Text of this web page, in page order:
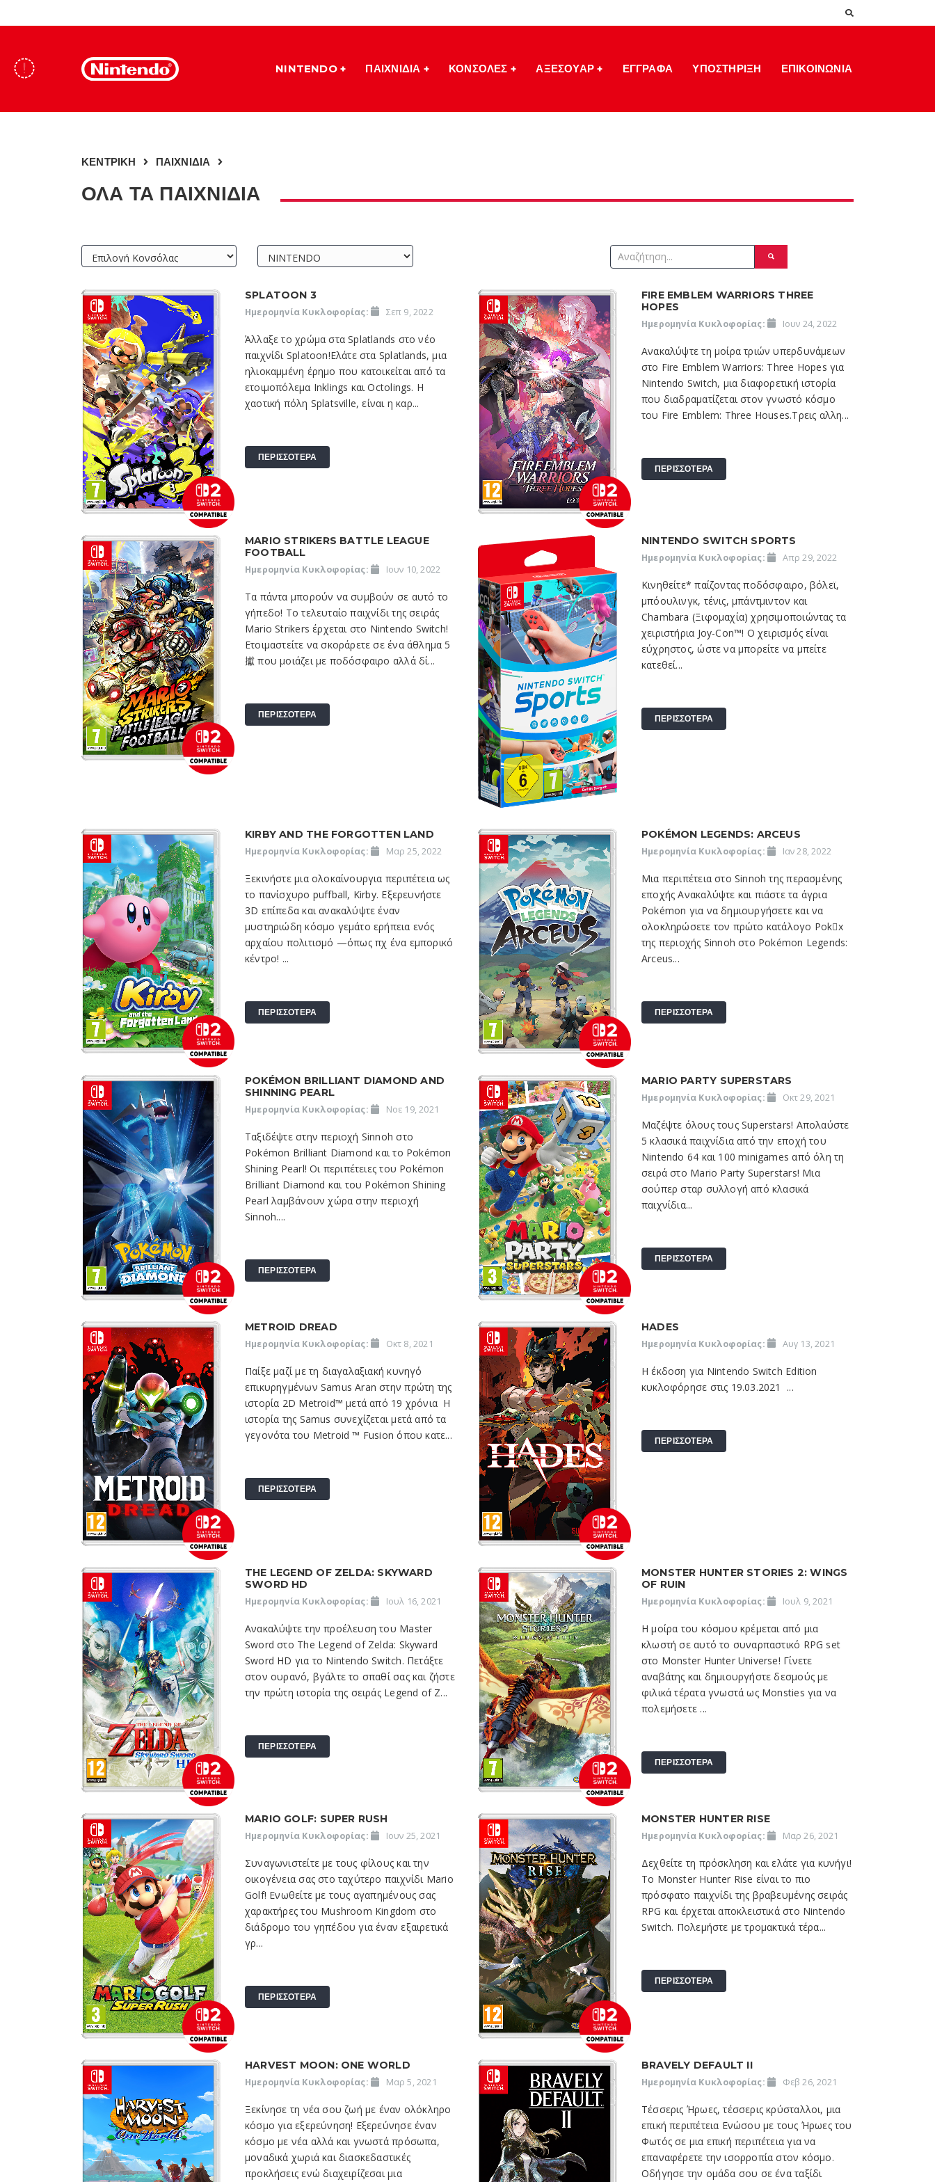
NINTENDO ΠΑΙΧΝΙΔΙΑ ΚΟΝΣΟΛΕΣ ΑΞΕΣΟΥΑΡ ΕΓΓΡΑΦΑ ΥΠΟΣΤΗΡΙΞΗ ΕΠΙΚΟΙΝΩΝΙΑ
ΚΕΝΤΡΙΚΗ ΠΑΙΧΝΙΔΙΑ
ΟΛΑ ΤΑ ΠΑΙΧΝΙΔΙΑ
SPLATOON 3
Ημερομηνία Κυκλοφορίας: Σεπ 9, 2022
Άλλαξε το χρώμα στα Splatlands στο νέο
παιχνίδι Splatoon!Ελάτε στα Splatlands, μια
ηλιοκαμμένη έρημο που κατοικείται από τα
ετοιμοπόλεμα Inklings και Octolings. Η
χαοτική πόλη Splatsville, είναι η καρ...
ΠΕΡΙΣΣΟΤΕΡΑ
FIRE EMBLEM WARRIORS THREE
HOPES
Ημερομηνία Κυκλοφορίας: Ιουν 24, 2022
Ανακαλύψτε τη μοίρα τριών υπερδυνάμεων
στο Fire Emblem Warriors: Three Hopes για
Nintendo Switch, μια διαφορετική ιστορία
που διαδραματίζεται στον γνωστό κόσμο
του Fire Emblem: Three Houses.Τρεις αλλη...
ΠΕΡΙΣΣΟΤΕΡΑ
MARIO STRIKERS BATTLE LEAGUE
FOOTBALL
Ημερομηνία Κυκλοφορίας: Ιουν 10, 2022
Τα πάντα μπορούν να συμβούν σε αυτό το
γήπεδο! Το τελευταίο παιχνίδι της σειράς
Mario Strikers έρχεται στο Nintendo Switch!
Ετοιμαστείτε να σκοράρετε σε ένα άθλημα 5
㩵 που μοιάζει με ποδόσφαιρο αλλά δί...
ΠΕΡΙΣΣΟΤΕΡΑ
NINTENDO SWITCH SPORTS
Ημερομηνία Κυκλοφορίας: Απρ 29, 2022
Κινηθείτε* παίζοντας ποδόσφαιρο, βόλεϊ,
μπόουλινγκ, τένις, μπάντμιντον και
Chambara (Ξιφομαχία) χρησιμοποιώντας τα
χειριστήρια Joy-Con™! Ο χειρισμός είναι
εύχρηστος, ώστε να μπορείτε να μπείτε
κατεθεί...
ΠΕΡΙΣΣΟΤΕΡΑ
KIRBY AND THE FORGOTTEN LAND
Ημερομηνία Κυκλοφορίας: Μαρ 25, 2022
Ξεκινήστε μια ολοκαίνουργια περιπέτεια ως
το πανίσχυρο puffball, Kirby. Εξερευνήστε
3D επίπεδα και ανακαλύψτε έναν
μυστηριώδη κόσμο γεμάτο ερήπεια ενός
αρχαίου πολιτισμό —όπως πχ ένα εμπορικό
κέντρο! ...
ΠΕΡΙΣΣΟΤΕΡΑ
POKÉMON LEGENDS: ARCEUS
Ημερομηνία Κυκλοφορίας: Ιαν 28, 2022
Μια περιπέτεια στο Sinnoh της περασμένης
εποχής Ανακαλύψτε και πιάστε τα άγρια
Pokémon για να δημιουργήσετε και να
ολοκληρώσετε τον πρώτο κατάλογο Pokx
της περιοχής Sinnoh στο Pokémon Legends:
Arceus...
ΠΕΡΙΣΣΟΤΕΡΑ
POKÉMON BRILLIANT DIAMOND AND
SHINNING PEARL
Ημερομηνία Κυκλοφορίας: Νοε 19, 2021
Ταξιδέψτε στην περιοχή Sinnoh στο
Pokémon Brilliant Diamond και το Pokémon
Shining Pearl! Οι περιπέτειες του Pokémon
Brilliant Diamond και του Pokémon Shining
Pearl λαμβάνουν χώρα στην περιοχή
Sinnoh....
ΠΕΡΙΣΣΟΤΕΡΑ
MARIO PARTY SUPERSTARS
Ημερομηνία Κυκλοφορίας: Οκτ 29, 2021
Μαζέψτε όλους τους Superstars! Απολαύστε
5 κλασικά παιχνίδια από την εποχή του
Nintendo 64 και 100 minigames από όλη τη
σειρά στο Mario Party Superstars! Μια
σούπερ σταρ συλλογή από κλασικά
παιχνίδια...
ΠΕΡΙΣΣΟΤΕΡΑ
METROID DREAD
Ημερομηνία Κυκλοφορίας: Οκτ 8, 2021
Παίξε μαζί με τη διαγαλαξιακή κυνηγό
επικυρηγμένων Samus Aran στην πρώτη της
ιστορία 2D Metroid™ μετά από 19 χρόνια Η
ιστορία της Samus συνεχίζεται μετά από τα
γεγονότα του Metroid ™ Fusion όπου κατε...
ΠΕΡΙΣΣΟΤΕΡΑ
HADES
Ημερομηνία Κυκλοφορίας: Αυγ 13, 2021
Η έκδοση για Nintendo Switch Edition
κυκλοφόρησε στις 19.03.2021 ...
ΠΕΡΙΣΣΟΤΕΡΑ
THE LEGEND OF ZELDA: SKYWARD
SWORD HD
Ημερομηνία Κυκλοφορίας: Ιουλ 16, 2021
Ανακαλύψτε την προέλευση του Master
Sword στο The Legend of Zelda: Skyward
Sword HD για το Nintendo Switch. Πετάξτε
στον ουρανό, βγάλτε το σπαθί σας και ζήστε
την πρώτη ιστορία της σειράς Legend of Z...
ΠΕΡΙΣΣΟΤΕΡΑ
MONSTER HUNTER STORIES 2: WINGS
OF RUIN
Ημερομηνία Κυκλοφορίας: Ιουλ 9, 2021
Η μοίρα του κόσμου κρέμεται από μια
κλωστή σε αυτό το συναρπαστικό RPG set
στο Monster Hunter Universe! Γίνετε
αναβάτης και δημιουργήστε δεσμούς με
φιλικά τέρατα γνωστά ως Monsties για να
πολεμήσετε ...
ΠΕΡΙΣΣΟΤΕΡΑ
MARIO GOLF: SUPER RUSH
Ημερομηνία Κυκλοφορίας: Ιουν 25, 2021
Συναγωνιστείτε με τους φίλους και την
οικογένεια σας στο ταχύτερο παιχνίδι Mario
Golf! Ενωθείτε με τους αγαπημένους σας
χαρακτήρες του Mushroom Kingdom στο
διάδρομο του γηπέδου για έναν εξαιρετικά
γρ...
ΠΕΡΙΣΣΟΤΕΡΑ
MONSTER HUNTER RISE
Ημερομηνία Κυκλοφορίας: Μαρ 26, 2021
Δεχθείτε τη πρόσκληση και ελάτε για κυνήγι!
Το Monster Hunter Rise είναι το πιο
πρόσφατο παιχνίδι της βραβευμένης σειράς
RPG και έρχεται αποκλειστικά στο Nintendo
Switch. Πολεμήστε με τρομακτικά τέρα...
ΠΕΡΙΣΣΟΤΕΡΑ
HARVEST MOON: ONE WORLD
Ημερομηνία Κυκλοφορίας: Μαρ 5, 2021
Ξεκίνησε τη νέα σου ζωή με έναν ολόκληρο
κόσμο για εξερεύνηση! Εξερεύνησε έναν
κόσμο με νέα αλλά και γνωστά πρόσωπα,
μοναδικά χωριά και διασκεδαστικές
προκλήσεις ενώ διαχειρίζεσαι μια
BRAVELY DEFAULT II
Ημερομηνία Κυκλοφορίας: Φεβ 26, 2021
Τέσσερις Ήρωες, τέσσερις κρύσταλλοι, μια
επική περιπέτεια Ενώσου με τους Ήρωες του
Φωτός σε μια επική περιπέτεια για να
επαναφέρετε την ισορροπία στον κόσμο.
Οδήγησε την ομάδα σου σε ένα ταξίδι